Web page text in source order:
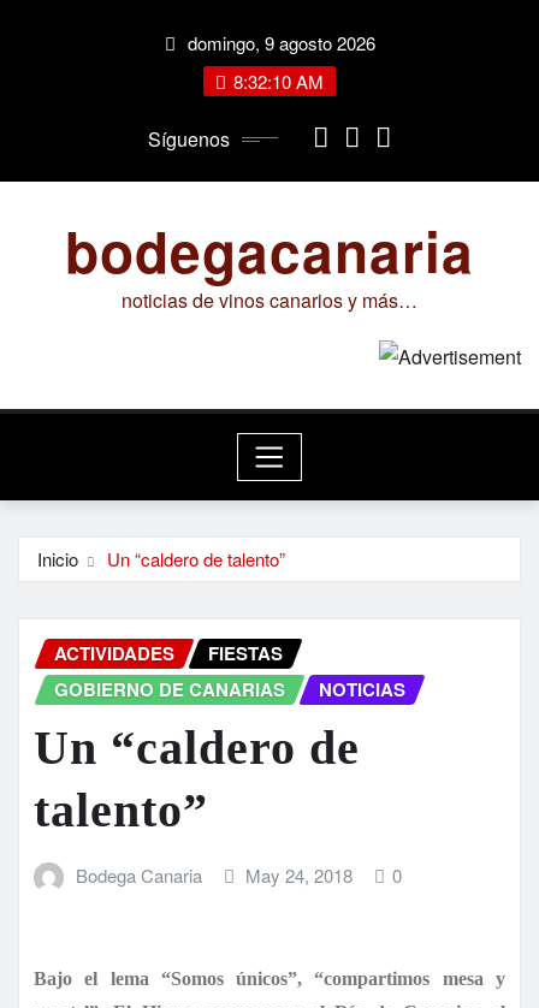
domingo, 9 agosto 2026
8:32:11 AM
Síguenos
bodegacanaria
noticias de vinos canarios y más…
Inicio Un “caldero de talento”
ACTIVIDADES
FIESTAS
GOBIERNO DE CANARIAS
NOTICIAS
Un “caldero de
talento”
Bodega Canaria May 24, 2018 0
Bajo el lema “Somos únicos”, “compartimos mesa y